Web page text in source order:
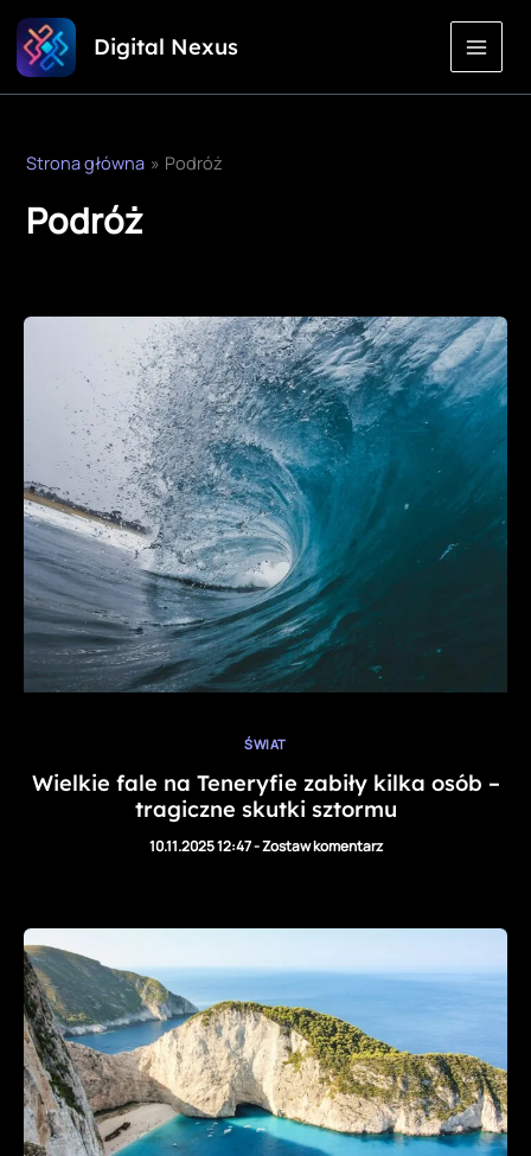
Przejdź
do
treści
Digital Nexus
Strona główna Podróż
Podróż
ŚWIAT
Wielkie fale na Teneryfie zabiły kilka osób –
tragiczne skutki sztormu
10.11.2025 12:47-Zostaw komentarz